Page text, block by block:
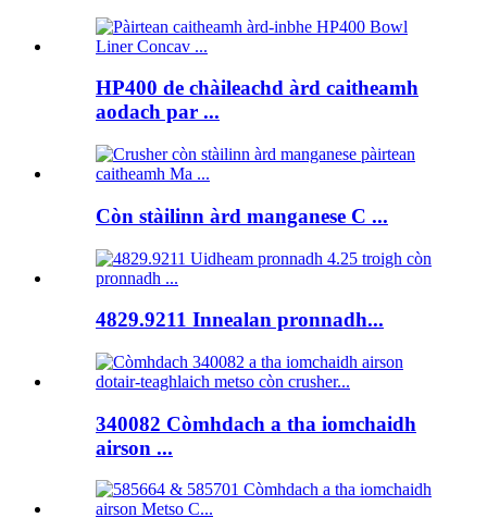
HP400 de chàileachd àrd caitheamh
aodach par ...
Còn stàilinn àrd manganese C ...
4829.9211 Innealan pronnadh...
340082 Còmhdach a tha iomchaidh
airson ...